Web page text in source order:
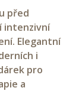
před
intenzivní
Elegantní
i
pro
a